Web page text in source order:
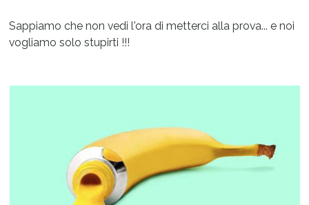
Sappiamo che non vedi l'ora di metterci alla prova... e noi
vogliamo solo stupirti !!!